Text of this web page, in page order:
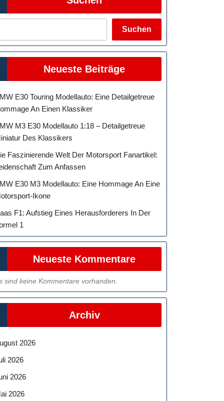
Suchen
Neueste Beiträge
E30 Touring Modellauto: Eine Detailgetreue
An Einen Klassiker
M3 E30 Modellauto 1:18 – Detailgetreue
Des Klassikers
Faszinierende Welt Der Motorsport Fanartikel:
Zum Anfassen
E30 M3 Modellauto: Eine Hommage An Eine
Ikone
F1: Aufstieg Eines Herausforderers In Der
1
Neueste Kommentare
sind keine Kommentare vorhanden.
Archiv
2026
2026
2026
2026